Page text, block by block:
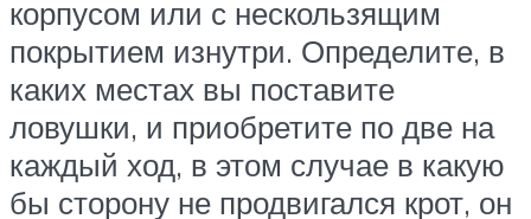
корпусом или с нескользящим
покрытием изнутри. Определите, в
каких местах вы поставите
ловушки, и приобретите по две на
каждый ход, в этом случае в какую
бы сторону не продвигался крот, он